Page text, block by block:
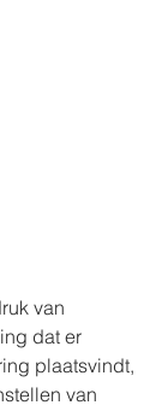
van
dat er
plaatsvindt,
van